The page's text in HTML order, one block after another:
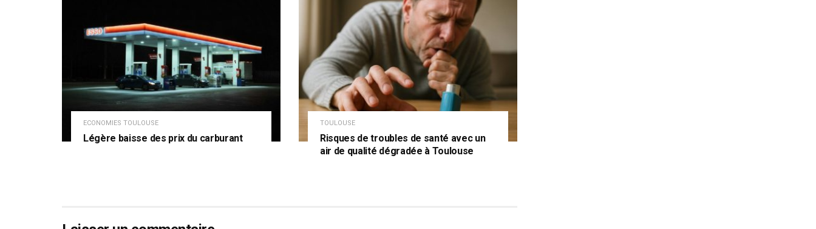
ECONOMIES TOULOUSE
Légère baisse des prix du carburant
TOULOUSE
Risques de troubles de santé avec un
air de qualité dégradée à Toulouse